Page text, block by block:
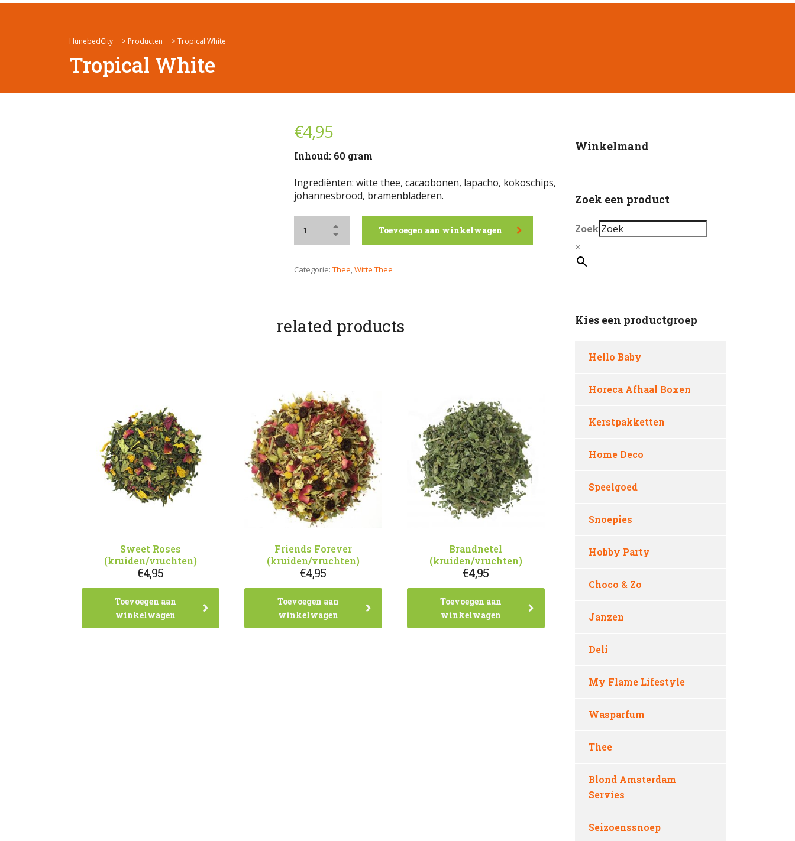
HunebedCity > Producten >Tropical White
Tropical White
€4,95
Inhoud: 60 gram
Ingrediënten: witte thee, cacaobonen, lapacho, kokoschips,
johannesbrood, bramenbladeren.
Toevoegen aan winkelwagen
Categorie: Thee,Witte Thee
related products
Sweet Roses
(kruiden/vruchten)
€4,95
Toevoegen aan
winkelwagen
Friends Forever
(kruiden/vruchten)
€4,95
Toevoegen aan
winkelwagen
Brandnetel
(kruiden/vruchten)
€4,95
Toevoegen aan
winkelwagen
Winkelmand
Zoek een product
Zoek
×
Kies een productgroep
Hello Baby
Horeca Afhaal Boxen
Kerstpakketten
Home Deco
Speelgoed
Snoepies
Hobby Party
Choco & Zo
Janzen
Deli
My Flame Lifestyle
Wasparfum
Thee
Blond Amsterdam
Servies
Seizoenssnoep